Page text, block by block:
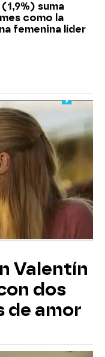
(1,9%) suma
como la
femenina líder
Valentín
dos
de amor